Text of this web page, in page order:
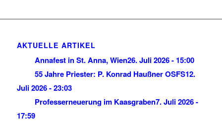
AKTUELLE ARTIKEL
Annafest in St. Anna, Wien26. Juli 2026 - 15:00
55 Jahre Priester: P. Konrad Haußner OSFS12.
Juli 2026 - 23:03
Professerneuerung im Kaasgraben7. Juli 2026 -
17:59